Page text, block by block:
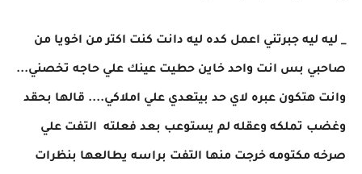
_ ليه ليه جبرتني اعمل كده ليه دانت كنت اكتر من اخويا من
صاحبي بس انت واحد خاين حطيت عينك علي حاجه تخصني...
وانت هتكون عبره لاي حد بيتعدي علي املاكي.... قالها بحقد
وغضب تملكه وعقله لم يستوعب بعد فعلته التفت علي
صرخه مكتومه خرجت منها التفت براسه يطالعها بنظرات